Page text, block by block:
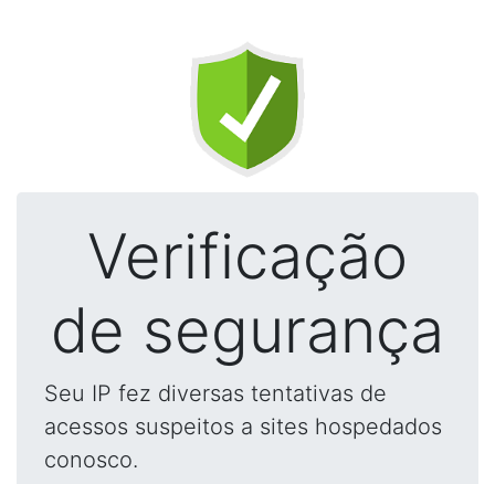
Verificação
de segurança
Seu IP fez diversas tentativas de
acessos suspeitos a sites hospedados
conosco.